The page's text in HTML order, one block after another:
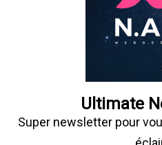
Ultimate
Super newsletter pour